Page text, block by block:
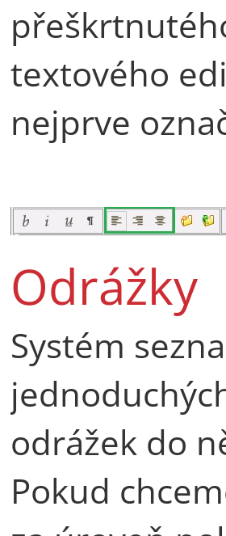
textového
nejprve
Odrážky
Systém
odrážek do
Pokud